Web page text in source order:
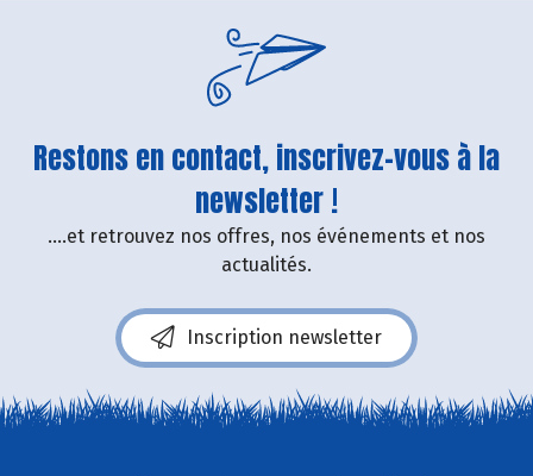
Restons en contact, inscrivez-vous à la
newsletter !
....et retrouvez nos offres, nos événements et nos
actualités.
Inscription newsletter